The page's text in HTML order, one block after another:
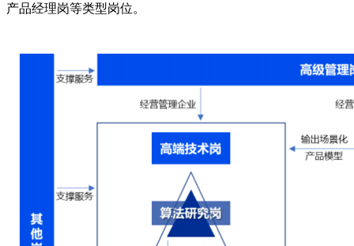
产品经理岗等类型岗位。